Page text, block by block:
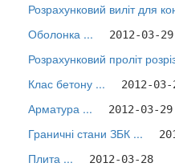
Розрахунковий виліт для
Оболонка ... 2012-03-29
Розрахунковий проліт
Клас бетону ... 2012-03-
Арматура ... 2012-03-29
Граничні стани ЗБК ...
Плита ... 2012-03-28